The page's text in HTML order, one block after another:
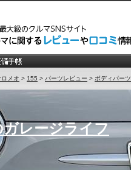
メオ > 155 > パーツレビュー > ボディパーツ
レージライフ